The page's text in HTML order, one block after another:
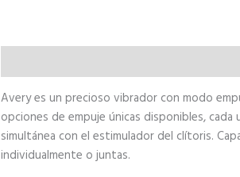
Avery es un precioso vibrador con modo
opciones de empuje únicas disponibles, cada
simultánea con el estimulador del clítoris.
individualmente o juntas.